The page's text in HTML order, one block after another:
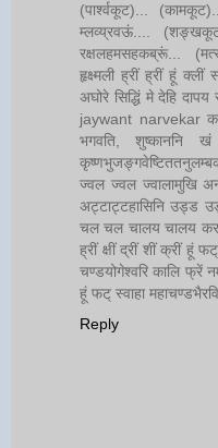
(पार्श्वकूट)...
म्लव्य्रवऊं.... (शङ्खकूट
रक्षलहमसहकब्रूं...
हृक्ष्मली ह्रीं ह्रीं हूं
अघोरे सिद्धिं मे देहि
jaywant narvekar
भगवति, शुष्काननि
ज्वल ज्वल ज्वालामुखि
अट्टाट्टहासिनि उड्ड
चल चल चालय चालय
ह्रीं क्षीं द्रीं शीं क्रीं हूं
चण्डयोगेश्वरि कालि फ्रें
हूं फट् स्वाहा
Reply